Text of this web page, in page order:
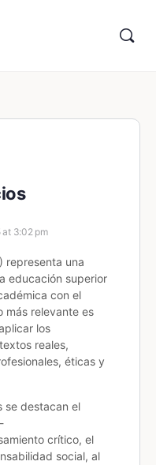
at 3:02 pm
representa una
educación superior
con el
más relevante es
los
reales,
éticas y
se destacan el
crítico, el
social, al